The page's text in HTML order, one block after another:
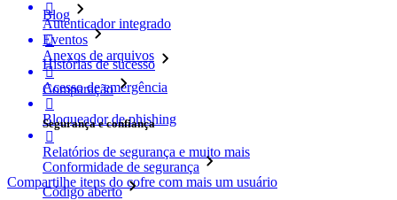
Blog
Eventos
Histórias de sucesso
Comparação
Segurança e confiança
Conformidade de segurança
Código aberto

Autenticador integrado

Anexos de arquivos

Acesso de emergência

Bloqueador de phishing

Relatórios de segurança e muito mais
Compartilhe itens do cofre com mais um usuário